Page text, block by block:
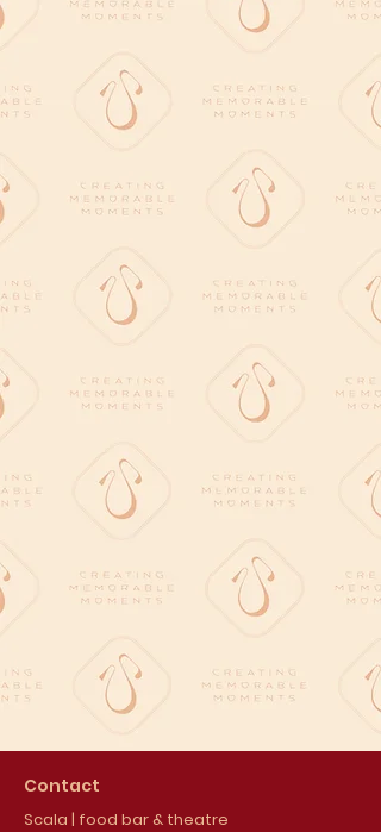
Contact
Scala | food bar & theatre